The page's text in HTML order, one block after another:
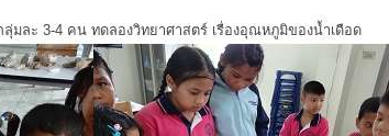
มละ 3-4 คน ทดลองวิทยาศาสตร์ เรื่องอุณหภูมิของน้ำเดือด